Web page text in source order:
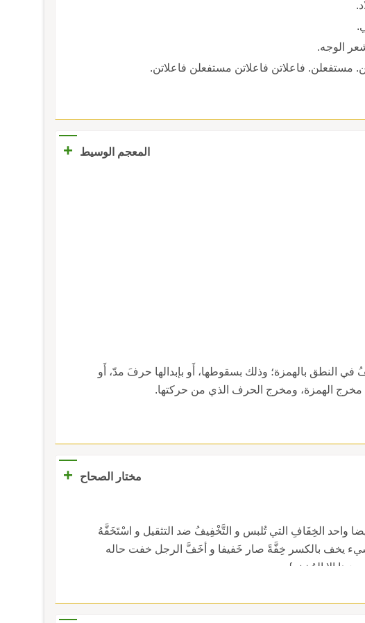
الوجه.
مستفعلن. فاعلاتن فاعلاتن مستفعلن فاعلاتن.
المعجم الوسيط +
في النطق بالهمزة؛ وذلك بسقوطها، أَو بإبدالها حرفَ مدّ، أَو
مخرج الهمزة، ومخرج الحرف الذي من حركتها.
مختار الصحاح
+
واحد الخِفَافِ التي تُلبس و التَّخْفِيفُ ضد التثقيل و اسْتَخَفَّهُ
يخف بالكسر خِفَّةً صار خَفيفا و أخَفَّ الرجل خفت حاله
إلا المُخِف}.